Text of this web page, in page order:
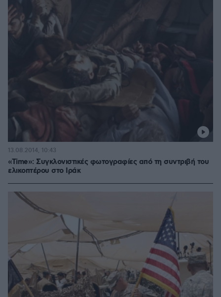
«Time»: Συγκλονιστικές φωτογραφίες από τη συντριβή του
ελικοπτέρου στο Ιράκ
13.08.2014, 10:43